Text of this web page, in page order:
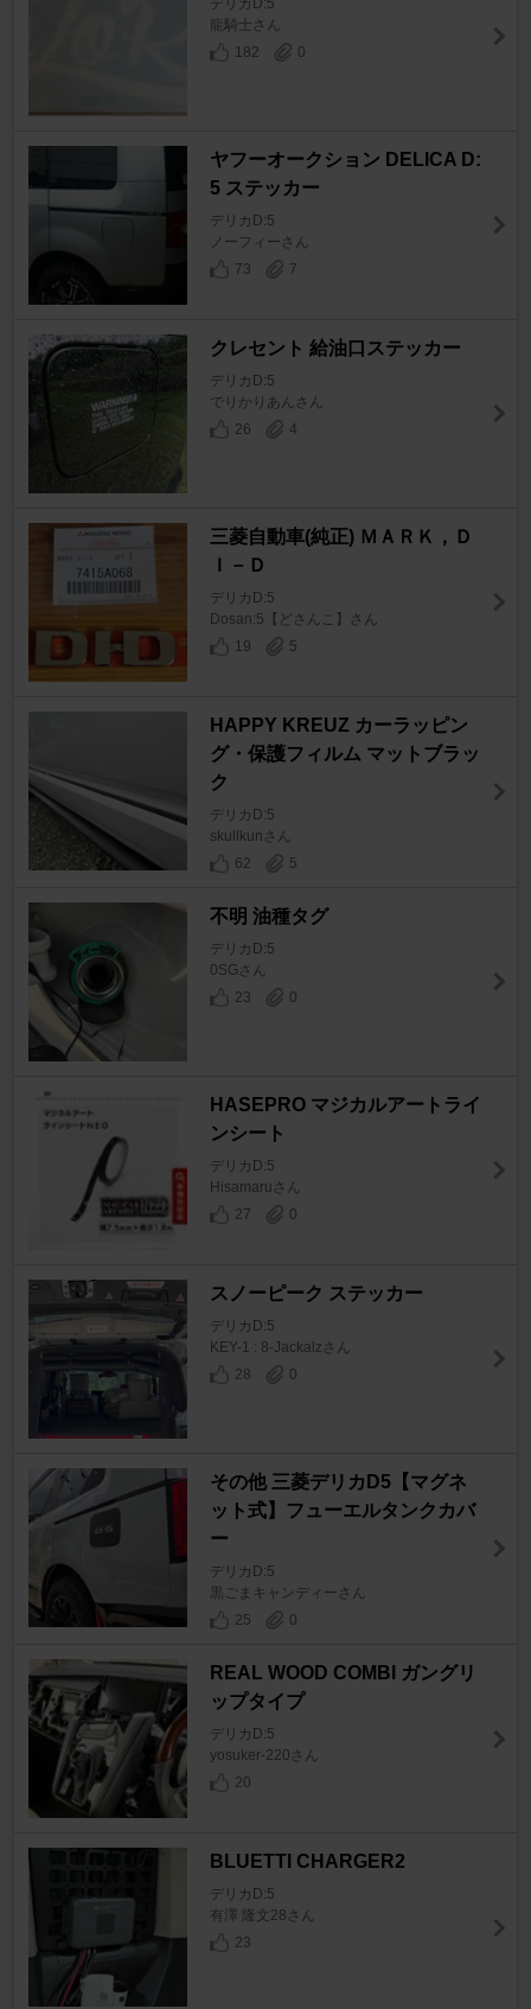
龍騎士さん
182
0
ヤフーオークション DELICA D:
5 ステッカー
デリカD:5
ノーフィーさん
73
7
クレセント 給油口ステッカー
デリカD:5
でりかりあんさん
26
4
三菱自動車(純正) ＭＡＲＫ，Ｄ
Ｉ－Ｄ
デリカD:5
Dosan:5【どさんこ】さん
19
5
HAPPY KREUZ カーラッピン
グ・保護フィルム マットブラッ
ク
デリカD:5
skullkunさん
62
5
不明 油種タグ
デリカD:5
0SGさん
23
0
HASEPRO マジカルアートライ
ンシート
デリカD:5
Hisamaruさん
27
0
スノーピーク ステッカー
デリカD:5
KEY-1 : 8-Jackalzさん
28
0
その他 三菱デリカD5【マグネ
ット式】フューエルタンクカバ
ー
デリカD:5
黒ごまキャンディーさん
25
0
REAL WOOD COMBI ガングリ
ップタイプ
デリカD:5
yosuker-220さん
20
BLUETTI CHARGER2
デリカD:5
有澤 隆文28さん
23